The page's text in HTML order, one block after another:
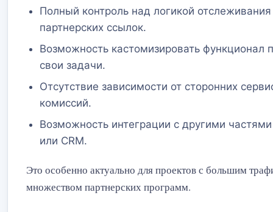
Полный контроль над логикой отслеживания
партнерских ссылок.
Возможность кастомизировать функционал
свои задачи.
Отсутствие зависимости от сторонних
комиссий.
Возможность интеграции с другими частями
или CRM.
Это особенно актуально для проектов с большим
множеством партнерских программ.